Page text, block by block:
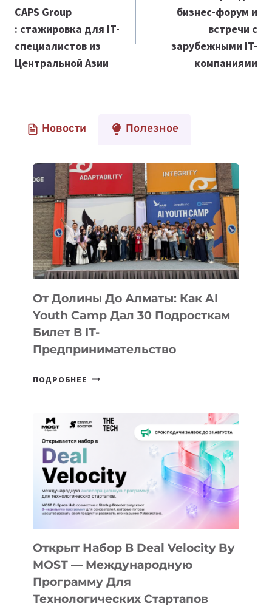
записям
CAPS Group
: стажировка для IT-
специалистов из
Центральной Азии
бизнес-форум и
встречи с
зарубежными IT-
компаниями
Новости Полезное
От Долины До Алматы: Как AI
Youth Camp Дал 30 Подросткам
Билет В IT-
Предпринимательство
ПОДРОБНЕЕ ОТ
АЛМАТЫ:
КАК
AI
YOUTH
CAMP
ДАЛ
30
ПОДРОСТКАМ
БИЛЕТ
В
ПРЕДПРИНИМАТЕЛЬСТВО
Открыт Набор В Deal Velocity By
MOST — Международную
Программу Для
Технологических Стартапов